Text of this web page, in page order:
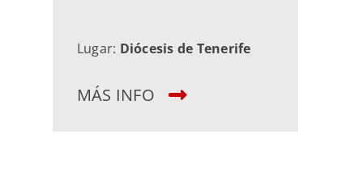
Lugar: Diócesis de Tenerife
MÁS INFO